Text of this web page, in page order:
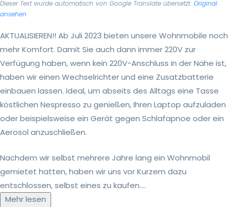
Dieser Text wurde automatisch von Google Translate übersetzt. Original
ansehen
AKTUALISIEREN!! Ab Juli 2023 bieten unsere Wohnmobile noch
mehr Komfort. Damit Sie auch dann immer 220V zur
Verfügung haben, wenn kein 220V-Anschluss in der Nähe ist,
haben wir einen Wechselrichter und eine Zusatzbatterie
einbauen lassen. Ideal, um abseits des Alltags eine Tasse
köstlichen Nespresso zu genießen, Ihren Laptop aufzuladen
oder beispielsweise ein Gerät gegen Schlafapnoe oder ein
Aerosol anzuschließen.
Nachdem wir selbst mehrere Jahre lang ein Wohnmobil
gemietet hatten, haben wir uns vor Kurzem dazu
entschlossen, selbst eines zu kaufen....
Mehr lesen